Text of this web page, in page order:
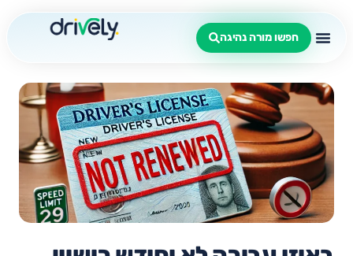
חפשו מורה נהיגה